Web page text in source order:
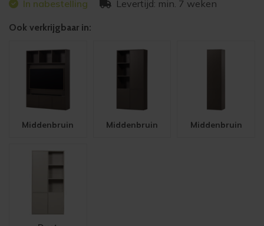
In nabestelling Levertijd: min. 7 weken
Ook verkrijgbaar in:
Middenbruin Middenbruin Middenbruin